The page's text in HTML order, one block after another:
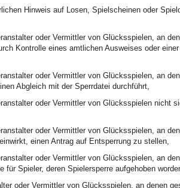
Hinweis auf Losen, Spielscheinen oder
oder Vermittler von Glücksspielen, an
Kontrolle eines amtlichen Ausweises oder
oder Vermittler von Glücksspielen, an
Abgleich mit der Sperrdatei durchführt,
oder Vermittler von Glücksspielen nicht
oder Vermittler von Glücksspielen, an
einen Antrag auf Entsperrung zu stellen,
oder Vermittler von Glücksspielen, an
für Spieler, deren Spielersperre aufgehoben
oder Vermittler von Glücksspielen, an denen